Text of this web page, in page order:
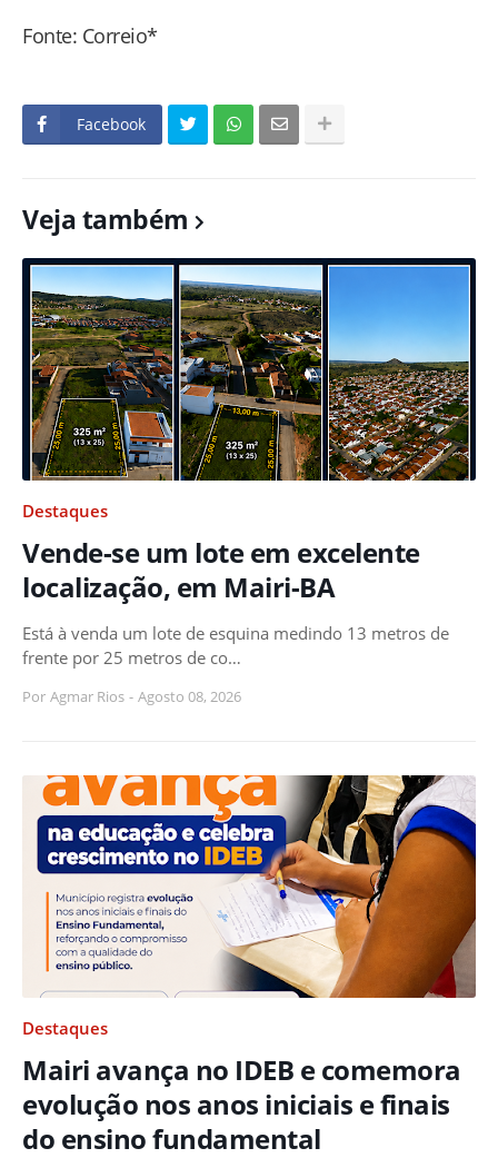
Fonte: Correio*
Facebook
Veja também
Destaques
Vende-se um lote em excelente
localização, em Mairi-BA
Está à venda um lote de esquina medindo 13 metros de
frente por 25 metros de co…
Por Agmar Rios - Agosto 08, 2026
Destaques
Mairi avança no IDEB e comemora
evolução nos anos iniciais e finais
do ensino fundamental